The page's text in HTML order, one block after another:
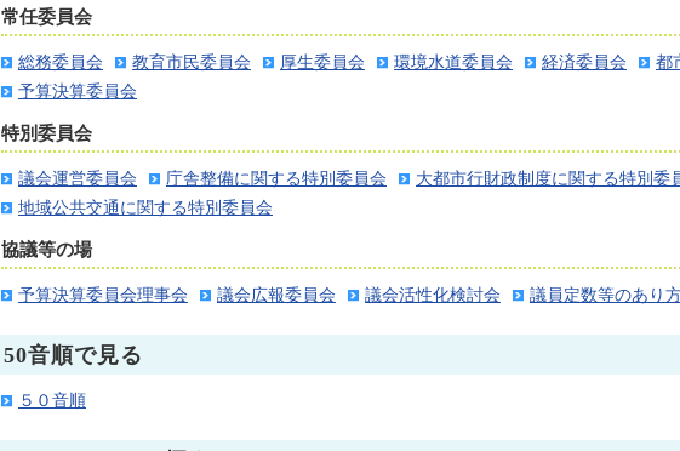
常任委員会
総務委員会 教育市民委員会 厚生委員会 環境水道委員会 経済委員会
都
予算決算委員会
特別委員会
議会運営委員会 庁舎整備に関する特別委員会
大都市行財政制度に関する特別委
地域公共交通に関する特別委員会
協議等の場
予算決算委員会理事会 議会広報委員会 議会活性化検討会 議員定数等のあり
50音順で見る
５０音順